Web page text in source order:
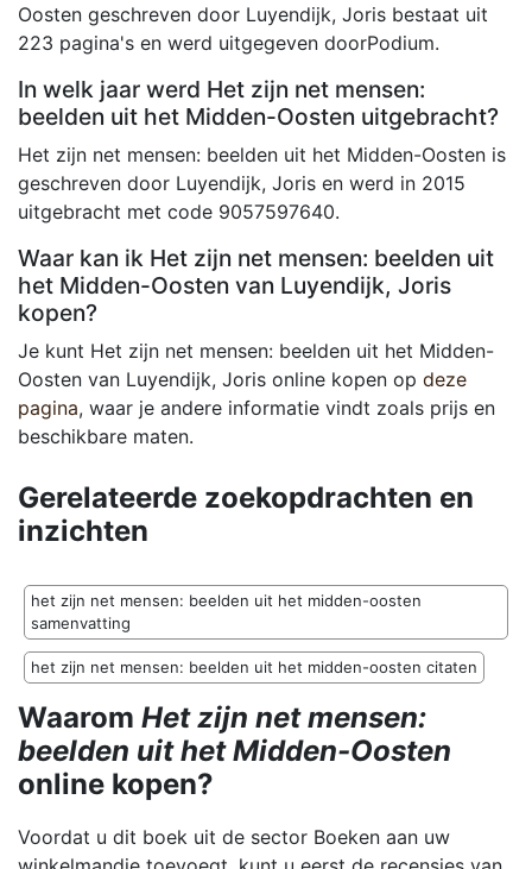
Oosten geschreven door Luyendijk, Joris bestaat uit
223 pagina's en werd uitgegeven doorPodium.
In welk jaar werd Het zijn net mensen:
beelden uit het Midden-Oosten uitgebracht?
Het zijn net mensen: beelden uit het Midden-Oosten is
geschreven door Luyendijk, Joris en werd in 2015
uitgebracht met code 9057597640.
Waar kan ik Het zijn net mensen: beelden uit
het Midden-Oosten van Luyendijk, Joris
kopen?
Je kunt Het zijn net mensen: beelden uit het Midden-
Oosten van Luyendijk, Joris online kopen op deze
pagina, waar je andere informatie vindt zoals prijs en
beschikbare maten.
Gerelateerde zoekopdrachten en
inzichten
het zijn net mensen: beelden uit het midden-oosten
samenvatting
het zijn net mensen: beelden uit het midden-oosten citaten
Waarom Het zijn net mensen:
beelden uit het Midden-Oosten
online kopen?
Voordat u dit boek uit de sector Boeken aan uw